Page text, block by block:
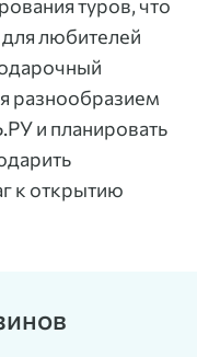
туров, что
любителей
разнообразием
и планировать
к открытию